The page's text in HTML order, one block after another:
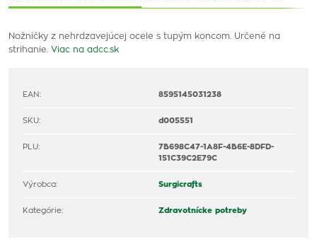
Nožničky z nehrdzavejúcej ocele s tupým koncom. Určené na
strihanie. Viac na adcc.sk
EAN: 8595145031238
SKU: d005551
PLU:
7B698C47-1A8F-4B6E-8DFD-
151C39C2E79C
Výrobca: Surgicrafts
Kategórie: Zdravotnícke potreby